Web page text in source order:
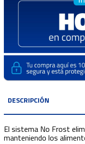
DESCRIPCIÓN
El sistema No Frost
manteniendo los